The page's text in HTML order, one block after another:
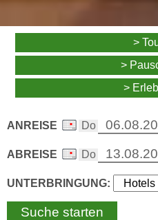
>
>
>
ANREISE
ABREISE
UNTERBRINGUNG: